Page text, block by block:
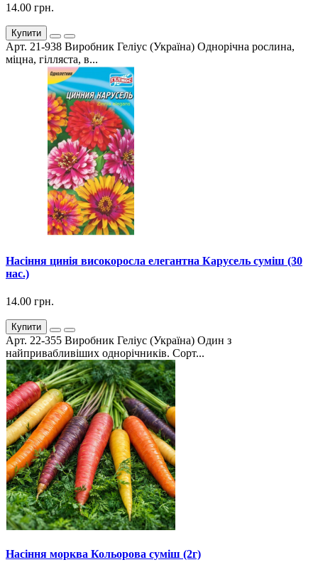
14.00 грн.
Купити
Арт. 21-938 Виробник Геліус (Україна) Однорічна рослина,
міцна, гілляста, в...
Насіння цинія високоросла елегантна Карусель суміш (30
нас.)
14.00 грн.
Купити
Арт. 22-355 Виробник Геліус (Україна) Один з
найпривабливіших однорічників. Сорт...
Насіння морква Кольорова суміш (2г)